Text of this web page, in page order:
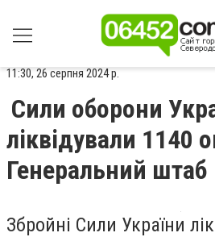
11:30, 26 серпня 2024 р.
Сили оборони
ліквідували 1140
Генеральний штаб
Збройні Сили України